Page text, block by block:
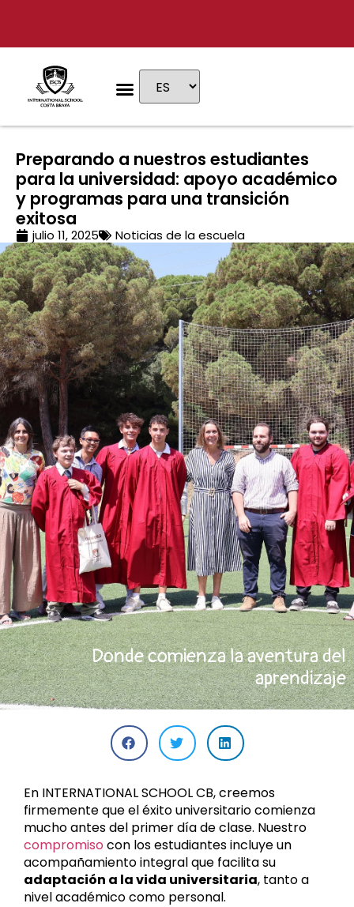
Preparando a nuestros estudiantes
para la universidad: apoyo académico
y programas para una transición
exitosa
julio 11, 2025 Noticias de la escuela
Donde comienza la aventura del
aprendizaje
En INTERNATIONAL SCHOOL CB, creemos
firmemente que el éxito universitario comienza
mucho antes del primer día de clase. Nuestro
compromiso con los estudiantes incluye un
acompañamiento integral que facilita su
adaptación a la vida universitaria, tanto a
nivel académico como personal.